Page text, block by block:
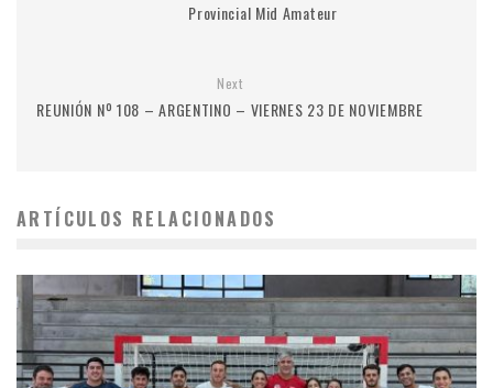
Provincial Mid Amateur
Next
REUNIÓN Nº 108 – ARGENTINO – VIERNES 23 DE NOVIEMBRE
ARTÍCULOS RELACIONADOS